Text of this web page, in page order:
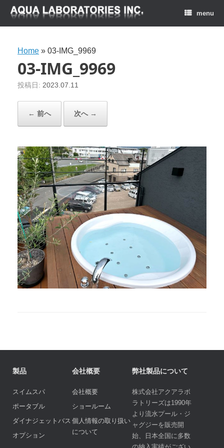
menu
Home » 03-IMG_9969
03-IMG_9969
投稿日: 2023.07.11
← 前へ 次へ →
製品
スイムスパ
ポータブル
ダイナジェットバス
オプション
会社概要
会社概要
ショールーム
個人情報の取り扱い
について
弊社製品について
株式会社アクアラボ
ラトリーズは1990年
より流水プール・ジ
ャグジーを販売開
始、日本全国に多数
の納入実績がござい